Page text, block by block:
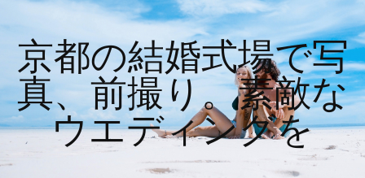
京都の結婚式場で写
真、前撮り。素敵な
ウエディングを